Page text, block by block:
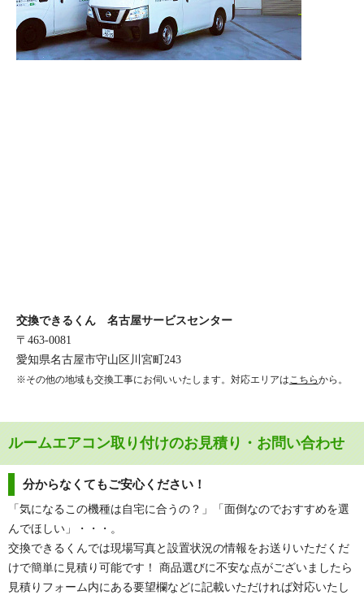
交換できるくん 名古屋サービスセンター
〒463-0081
愛知県名古屋市守山区川宮町243
※その他の地域も交換工事にお伺いいたします。対応エリアはこちらから。
ルームエアコン取り付けのお見積り・お問い合わせ
分からなくてもご安心ください！
「気になるこの機種は自宅に合うの？」「面倒なのでおすすめを選
んでほしい」・・・。
交換できるくんでは現場写真と設置状況の情報をお送りいただくだ
けで簡単に見積り可能です！ 商品選びに不安な点がございましたら
見積りフォーム内にある要望欄などに記載いただければ対応いたし